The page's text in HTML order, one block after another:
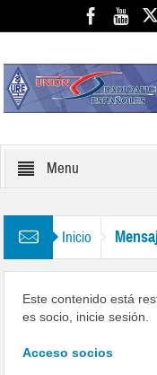
Menu
Inicio
Este contenido está
es socio, inicie sesión.
Acceso socios